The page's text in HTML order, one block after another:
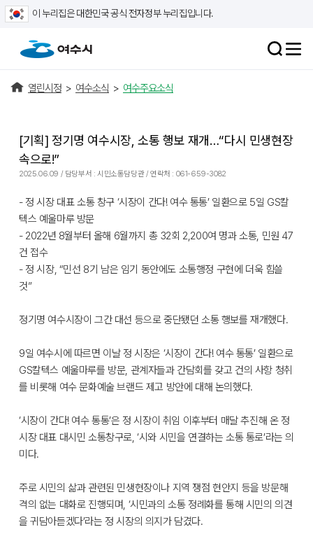
이 누리집은 대한민국 공식 전자정부 누리집입니다.
열린시정 > 여수소식 > 여수주요소식
[기획] 정기명 여수시장, 소통 행보 재개…“다시 민생현장
속으로!”
2025.06.09 / 담당부서 : 시민소통담당관 / 연락처 : 061-659-3082
- 정 시장 대표 소통 창구 ‘시장이 간다! 여수 통통’ 일환으로 5일 GS칼
텍스 예울마루 방문
- 2022년 8월부터 올해 6월까지 총 32회 2,200여 명과 소통, 민원 47
건 접수
- 정 시장, “민선 8기 남은 임기 동안에도 소통행정 구현에 더욱 힘쓸
것”
정기명 여수시장이 그간 대선 등으로 중단됐던 소통 행보를 재개했다.
9일 여수시에 따르면 이날 정 시장은 ‘시장이 간다! 여수 통통’ 일환으로
GS칼텍스 예울마루를 방문, 관계자들과 간담회를 갖고 건의 사항 청취
를 비롯해 여수 문화예술 브랜드 제고 방안에 대해 논의했다.
‘시장이 간다! 여수 통통’은 정 시장이 취임 이후부터 매달 추진해 온 정
시장 대표 대시민 소통창구로, ‘시와 시민을 연결하는 소통 통로’라는 의
미다.
주로 시민의 삶과 관련된 민생현장이나 지역 쟁점 현안지 등을 방문해
격의 없는 대화로 진행되며, ‘시민과의 소통 정례화를 통해 시민의 의견
을 귀담아듣겠다’라는 정 시장의 의지가 담겼다.